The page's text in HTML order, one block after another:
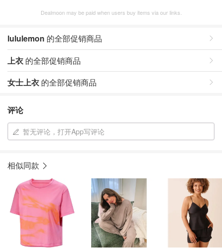
Dealmoon may be paid when users buy items via our links.
lululemon 的全部促销商品
上衣 的全部促销商品
女士上衣 的全部促销商品
评论
暂无评论，打开App写评论
相似同款